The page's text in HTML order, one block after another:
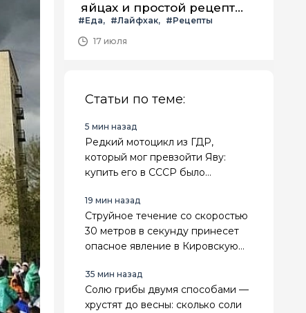
яйцах и простой рецепт
летнего салата с ним
#Еда #Лайфхак
#Рецепты
17 июля
Статьи по теме:
5 мин назад
Редкий мотоцикл из ГДР,
который мог превзойти Яву:
купить его в СССР было
партию
19 мин назад
Струйное течение со скоростью
30 метров в секунду принесет
опасное явление в Кировскую
35 мин назад
Солю грибы двумя способами —
хрустят до весны: сколько соли